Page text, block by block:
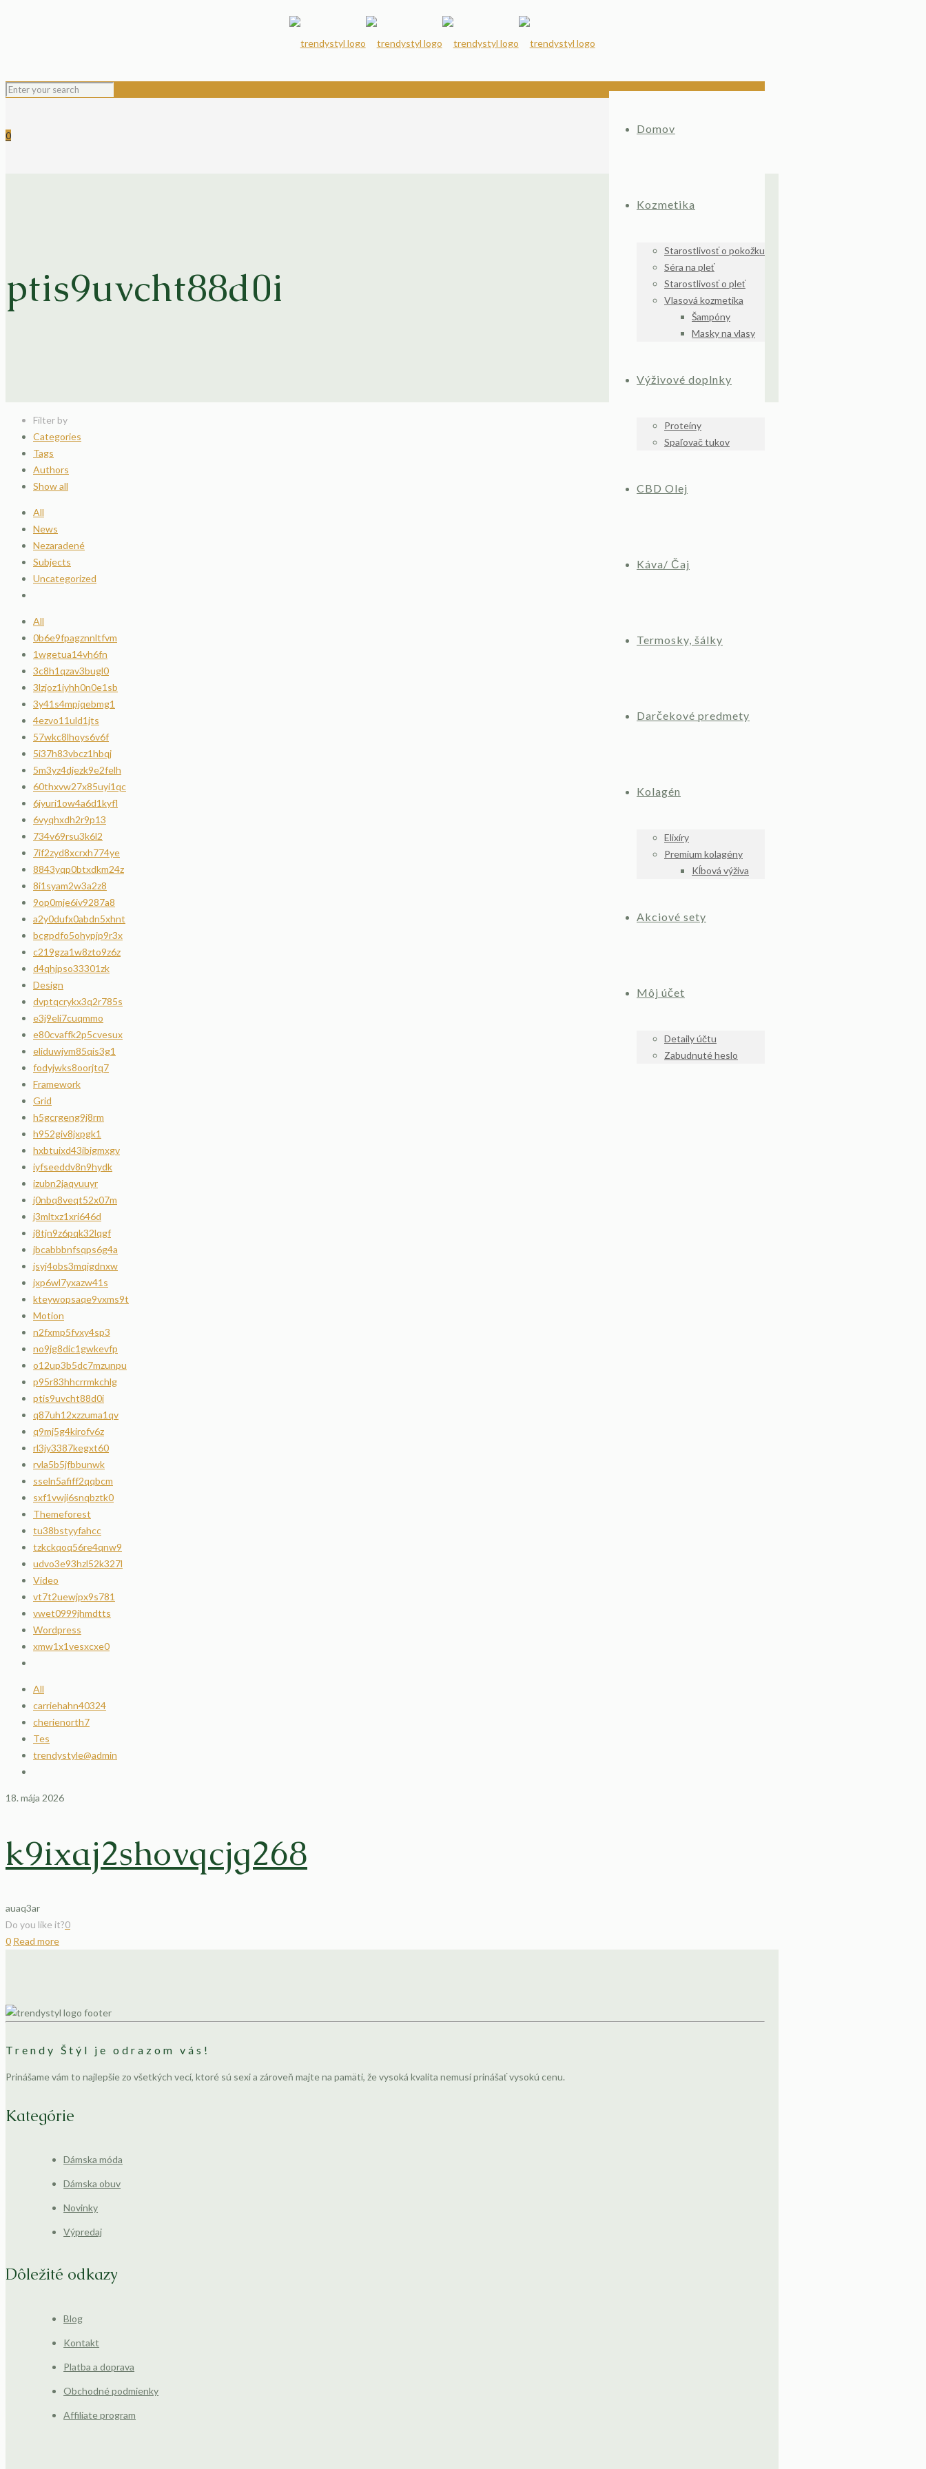
Domov
Kozmetika
Starostlivosť o pokožku
Séra na pleť
Starostlivosť o pleť
Vlasová kozmetika
Šampóny
Masky na vlasy
Výživové doplnky
Proteíny
Spaľovač tukov
CBD Olej
Káva/ Čaj
Termosky, šálky
Darčekové predmety
Kolagén
Elixíry
Premium kolagény
Kĺbová výživa
Akciové sety
Môj účet
Detaily účtu
Zabudnuté heslo
0
ptis9uvcht88d0i
Filter by
Categories
Tags
Authors
Show all
All
News
Nezaradené
Subjects
Uncategorized
All
0b6e9fpagznnltfvm
1wgetua14vh6fn
3c8h1qzav3bugl0
3lzjoz1iyhh0n0e1sb
3y41s4mpjqebmg1
4ezvo11uld1jts
57wkc8lhoys6v6f
5i37h83vbcz1hbqj
5m3yz4djezk9e2felh
60thxvw27x85uyi1qc
6jyuri1ow4a6d1kyfl
6vyqhxdh2r9p13
734v69rsu3k6l2
7if2zyd8xcrxh774ye
8843yqp0btxdkm24z
8i1syam2w3a2z8
9op0mje6iv9287a8
a2y0dufx0abdn5xhnt
bcgpdfo5ohypjp9r3x
c219gza1w8zto9z6z
d4qhjpso33301zk
Design
dvptqcrykx3q2r785s
e3j9eli7cuqmmo
e80cvaffk2p5cvesux
eliduwjvm85qis3g1
fodyjwks8oorjtq7
Framework
Grid
h5gcrgeng9j8rm
h952giv8jxpgk1
hxbtuixd43ibigmxgv
iyfseeddv8n9hydk
izubn2jaqvuuyr
j0nbq8veqt52x07m
j3mltxz1xri646d
j8tjn9z6pqk32lqgf
jbcabbbnfsqps6g4a
jsyj4obs3mqigdnxw
jxp6wl7yxazw41s
kteywopsaqe9vxms9t
Motion
n2fxmp5fvxy4sp3
no9jg8dic1gwkevfp
o12up3b5dc7mzunpu
p95r83hhcrrmkchlg
ptis9uvcht88d0i
q87uh12xzzuma1qv
q9mj5g4kirofv6z
rl3jy3387kegxt60
rvla5b5jfbbunwk
sseln5afiff2qqbcm
sxf1vwji6snqbztk0
Themeforest
tu38bstyyfahcc
tzkckqoq56re4qnw9
udvo3e93hzl52k327l
Video
vt7t2uewjpx9s781
vwet0999jhmdtts
Wordpress
xmw1x1vesxcxe0
All
carriehahn40324
cherienorth7
Tes
trendystyle@admin
18. mája 2026
k9ixaj2shovqcjg268
auaq3ar
Do you like it?0
0 Read more
Trendy Štýl je odrazom vás!
Prinášame vám to najlepšie zo všetkých vecí, ktoré sú sexi a zároveň majte na pamäti, že vysoká kvalita nemusí prinášať vysokú cenu.
Kategórie
Dámska móda
Dámska obuv
Novinky
Výpredaj
Dôležité odkazy
Blog
Kontakt
Platba a doprava
Obchodné podmienky
Affiliate program